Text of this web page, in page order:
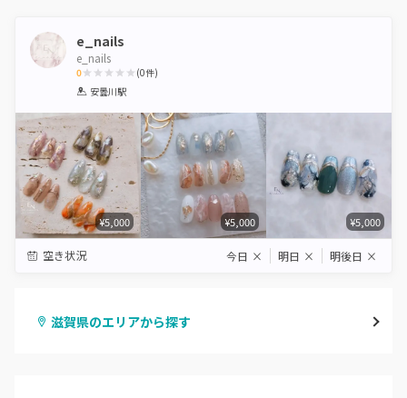
e_nails
e_nails
0
1 2 3 4 5
(0件)
安曇川駅
¥5,000 ¥5,000 ¥5,000
空き状況 今日 × 明日 × 明後日 ×
滋賀県のエリアから探す